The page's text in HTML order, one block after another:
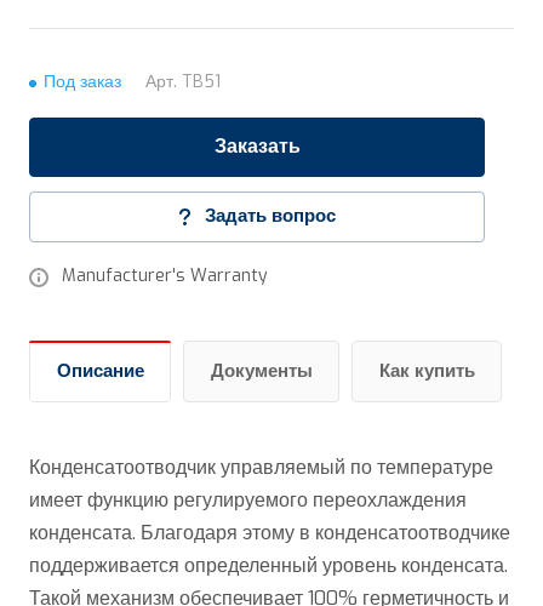
Под заказ Арт. TB51
Заказать
Задать вопрос
Manufacturer's Warranty
Описание Документы Как купить
Конденсатоотводчик управляемый по температуре
имеет функцию регулируемого переохлаждения
конденсата. Благодаря этому в конденсатоотводчике
поддерживается определенный уровень конденсата.
Такой механизм обеспечивает 100% герметичность и